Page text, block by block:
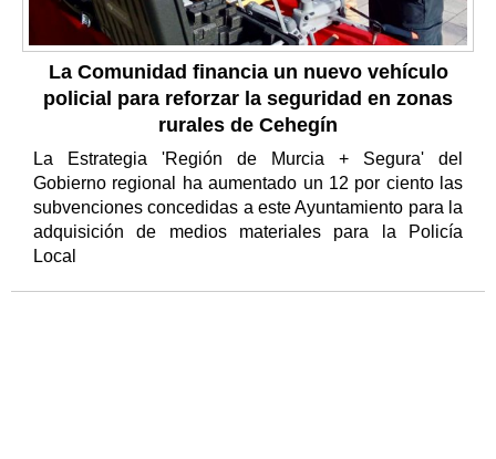
La Comunidad financia un nuevo vehículo
policial para reforzar la seguridad en zonas
rurales de Cehegín
La Estrategia 'Región de Murcia + Segura' del
Gobierno regional ha aumentado un 12 por ciento las
subvenciones concedidas a este Ayuntamiento para la
adquisición de medios materiales para la Policía
Local